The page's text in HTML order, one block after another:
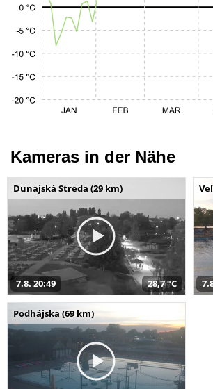
Kameras in der Nähe
Dunajská Streda (29 km)
7.8. 20:49 28,7 °C
Podhájska (69 km)